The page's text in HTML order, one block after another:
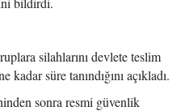
silahlarını devlete teslim
süre tanındığını açıkladı.
sonra resmi güvenlik